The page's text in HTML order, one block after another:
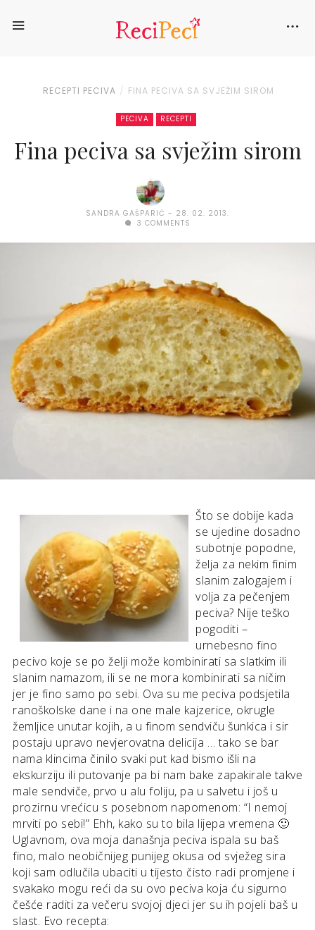
RECEPTI PECIVA FINA PECIVA SA SVJEŽIM SIROM
PECIVA RECEPTI
Fina peciva sa svježim sirom
SANDRA GAŠPARIĆ
28. 02. 2013.
3 COMMENTS
Što se dobije kada
se ujedine dosadno
subotnje popodne,
želja za nekim finim
slanim zalogajem i
volja za pečenjem
peciva? Nije teško
pogoditi –
urnebesno fino
pecivo koje se po želji može kombinirati sa slatkim ili
slanim namazom, ili se ne mora kombinirati sa ničim
jer je fino samo po sebi. Ova su me peciva podsjetila
ranoškolske dane i na one male kajzerice, okrugle
žemljice unutar kojih, a u finom sendviču šunkica i sir
postaju upravo nevjerovatna delicija … tako se bar
nama klincima činilo svaki put kad bismo išli na
ekskurziju ili putovanje pa bi nam bake zapakirale takve
male sendviče, prvo u alu foliju, pa u salvetu i još u
prozirnu vrećicu s posebnom napomenom: “I nemoj
mrviti po sebi!” Ehh, kako su to bila lijepa vremena 🙂
Uglavnom, ova moja današnja peciva ispala su baš
fino, malo neobičnijeg punijeg okusa od svježeg sira
koji sam odlučila ubaciti u tijesto čisto radi promjene i
svakako mogu reći da su ovo peciva koja ću sigurno
češće raditi za večeru svojoj djeci jer su ih pojeli baš u
slast. Evo recepta: